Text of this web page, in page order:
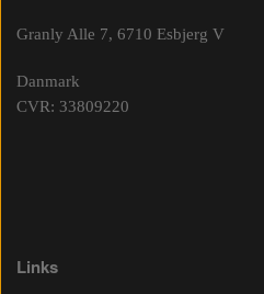
Granly Alle 7, 6710 Esbjerg V
Danmark
CVR: 33809220
Links